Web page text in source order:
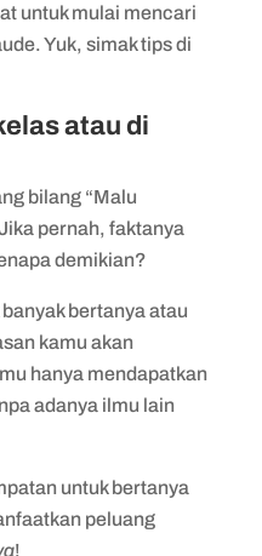
untuk mulai mencari
Yuk, simak tips di
atau di
bilang “Malu
pernah, faktanya
demikian?
bertanya atau
kamu akan
hanya mendapatkan
adanya ilmu lain
untuk bertanya
peluang
!